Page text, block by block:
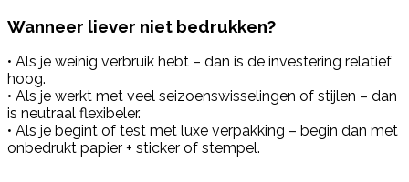
Wanneer liever niet bedrukken?
• Als je weinig verbruik hebt – dan is de investering relatief
hoog.
• Als je werkt met veel seizoenswisselingen of stijlen – dan
is neutraal flexibeler.
• Als je begint of test met luxe verpakking – begin dan met
onbedrukt papier + sticker of stempel.